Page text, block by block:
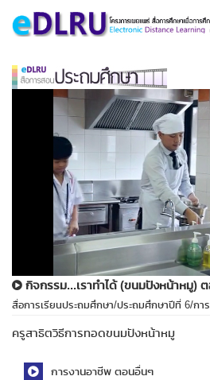
กิจกรรม...เราทำได้ (ขนมปังหน้าหมู)
สื่อการเรียนประถมศึกษา/ประถมศึกษาปีที่ 6/กา
ครูสาธิตวิธีการทอดขนมปังหน้าหมู
การงานอาชีพ ตอนอื่นๆ